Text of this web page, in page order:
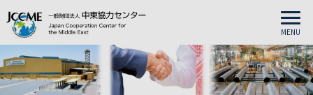
MENU